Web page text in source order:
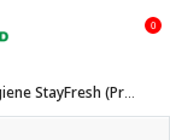
0
StayFresh (Pre-Order)